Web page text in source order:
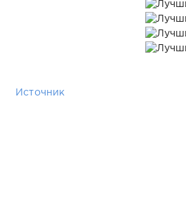
Источник